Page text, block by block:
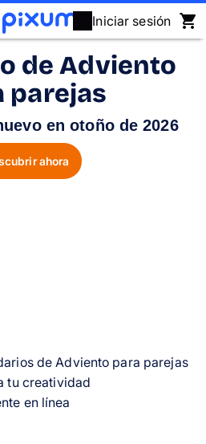
Iniciar sesión
de Adviento
parejas
en otoño de 2026
de Adviento para parejas
tu creatividad
en línea
ahora